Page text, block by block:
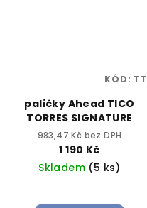
paličky Ahead TICO
TORRES SIGNATURE
983,47 Kč bez DPH
1 190 Kč
Skladem (5 ks)
KÓD: TT